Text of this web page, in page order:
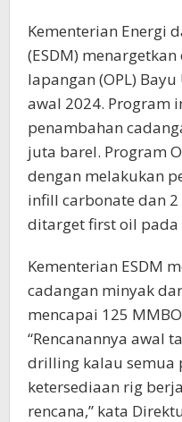
Kementerian Energi
(ESDM)
lapangan (OPL)
awal 2024. Program
penambahan
juta barel. Program
dengan melakukan
infill carbonate dan
ditarget first oil pada
Kementerian ESDM
cadangan minyak
mencapai 125
“Rencanannya awal
drilling kalau semua
ketersediaan rig
rencana,” kata